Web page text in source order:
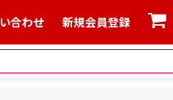
合わせ 新規会員登録